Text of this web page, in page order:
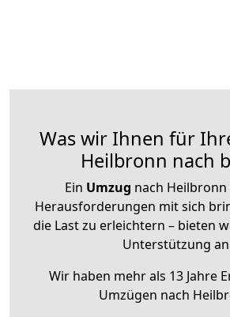
Was wir Ihnen für
Heilbronn nach
Ein Umzug nach Heilbronn
Herausforderungen mit sich
die Last zu erleichtern – bieten
Unterstützung
Wir haben mehr als 13 Jahre
Umzügen nach